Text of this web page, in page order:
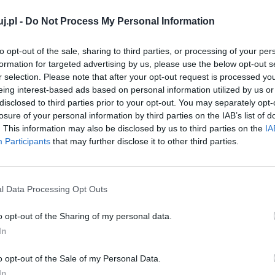
- Do Not Process My Personal Information
opt-out of the sale, sharing to third parties, or processing of your
for targeted advertising by us, please use the below opt-out
selection. Please note that after your opt-out request is processed
interest-based ads based on personal information utilized by us
to third parties prior to your opt-out. You may separately
of your personal information by third parties on the IAB’s list of
This information may also be disclosed by us to third parties on the
Participants that may further disclose it to other third parties.
Data Processing Opt Outs
opt-out of the Sharing of my personal data.
opt-out of the Sale of my Personal Data.
nieco filozoficznej, można powiedzieć, że jest ono
stanu rzeczywistości. Kłamstwo rodzi się
oszukania kogoś, z czego oszukujący ma
konsekwencji przyznania się do błędu, niewiedzy
karygodna i nie powinna być rozpatrywana w
którzy chcą zarobić na cudzej łatwowierności,
godna współczucia, ponieważ ktoś może czuć się
wychowany. Niemniej wówczas kłamstwo
co samemu kłamcy będzie ciążyło przez wiele
kłamstwo ponadto ma krótkie nogi, więc
uczciwością i prawdomównością człowiek jest w
się musiał ciągle zastanawiać nad tym, co komu